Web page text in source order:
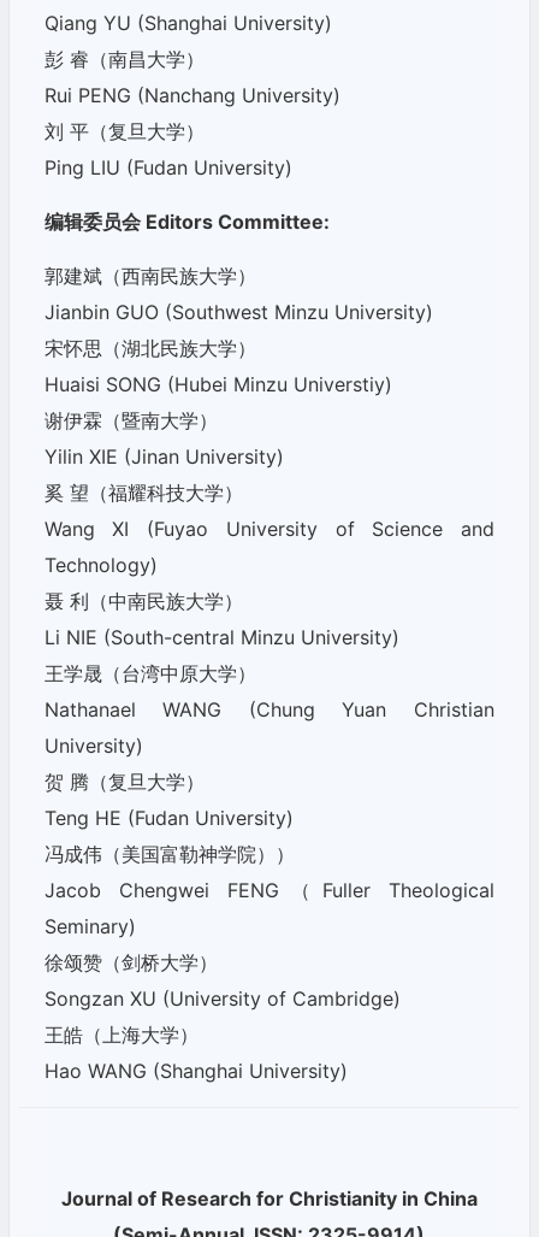
Qiang YU (Shanghai University)
彭 睿（南昌大学）
Rui PENG (Nanchang University)
刘 平（复旦大学）
Ping LIU (Fudan University)
编辑委员会 Editors Committee:
郭建斌（西南民族大学）
Jianbin GUO (Southwest Minzu University)
宋怀思（湖北民族大学）
Huaisi SONG (Hubei Minzu Universtiy)
谢伊霖（暨南大学）
Yilin XIE (Jinan University)
奚 望（福耀科技大学）
Wang XI (Fuyao University of Science and
Technology)
聂 利（中南民族大学）
Li NIE (South-central Minzu University)
王学晟（台湾中原大学）
Nathanael WANG (Chung Yuan Christian
University)
贺 腾（复旦大学）
Teng HE (Fudan University)
冯成伟（美国富勒神学院））
Jacob Chengwei FENG（Fuller Theological
Seminary)
徐颂赞（剑桥大学）
Songzan XU (University of Cambridge)
王皓（上海大学）
Hao WANG (Shanghai University)
Journal of Research for Christianity in China